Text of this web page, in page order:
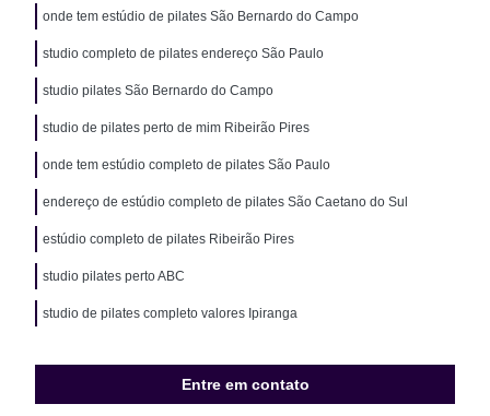
onde tem estúdio de pilates São Bernardo do Campo
studio completo de pilates endereço São Paulo
studio pilates São Bernardo do Campo
studio de pilates perto de mim Ribeirão Pires
onde tem estúdio completo de pilates São Paulo
endereço de estúdio completo de pilates São Caetano do Sul
estúdio completo de pilates Ribeirão Pires
studio pilates perto ABC
studio de pilates completo valores Ipiranga
Entre em contato